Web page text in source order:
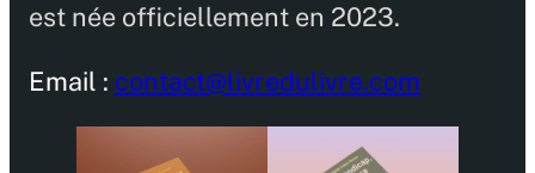
est née officiellement en 2023.
Email : contact@livredulivre.com